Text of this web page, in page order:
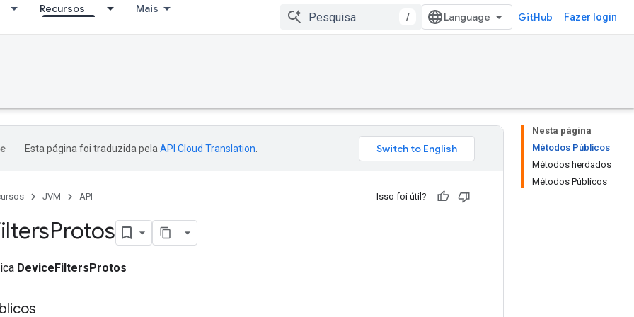
Recursos Mais
/ GitHub Fazer login
Nesta página
Métodos Públicos
Métodos herdados
Métodos Públicos
Esta página foi traduzida pela API Cloud Translation
JVM API Isso foi útil?
Protos
DeviceFiltersProtos